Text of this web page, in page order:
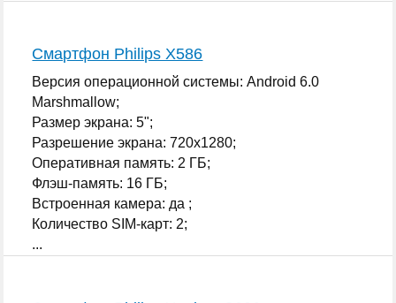
Смартфон Philips X586
Версия операционной системы: Android 6.0
Marshmallow;
Размер экрана: 5";
Разрешение экрана: 720x1280;
Оперативная память: 2 ГБ;
Флэш-память: 16 ГБ;
Встроенная камера: да ;
Количество SIM-карт: 2;
...